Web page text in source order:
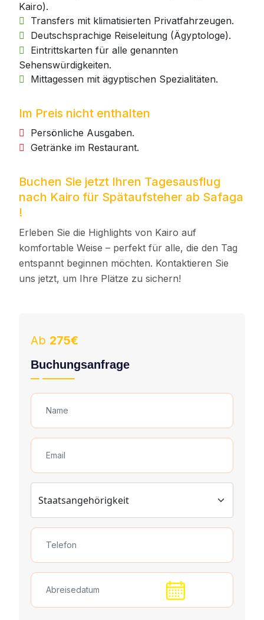
Kairo).
Transfers mit klimatisierten Privatfahrzeugen.
Deutschsprachige Reiseleitung (Ägyptologe).
Eintrittskarten für alle genannten
Sehenswürdigkeiten.
Mittagessen mit ägyptischen Spezialitäten.
Im Preis nicht enthalten
Persönliche Ausgaben.
Getränke im Restaurant.
Buchen Sie jetzt Ihren Tagesausflug
nach Kairo für Spätaufsteher ab Safaga
!
Erleben Sie die Highlights von Kairo auf
komfortable Weise – perfekt für alle, die den Tag
entspannt beginnen möchten. Kontaktieren Sie
uns jetzt, um Ihre Plätze zu sichern!
Ab 275€
Buchungsanfrage